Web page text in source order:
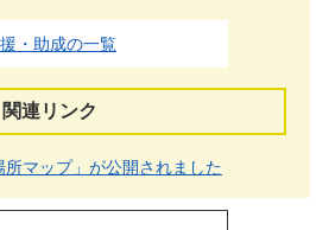
・助成の一覧
関連リンク
マップ」が公開されました